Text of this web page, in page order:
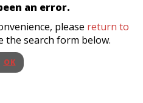
an error.
please return to
the search form below.